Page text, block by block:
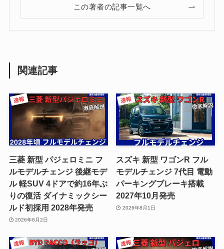
この著者の記事一覧へ
関連記事
三菱 新型 パジェロミニ フ
ルモデルチェンジ 後継モデ
ル 軽SUV 4ドアで約16年ぶ
りの復活 ダイナミックシー
ルド初採用 2028年発売
2026年8月2日
スズキ 新型 ワゴンR フル
モデルチェンジ 7代目 電動
パーキングブレーキ搭載
2027年10月発売
2026年8月1日